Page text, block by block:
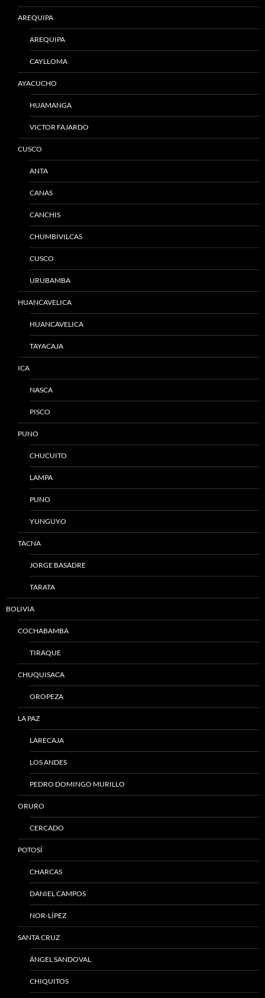
AREQUIPA
AREQUIPA
CAYLLOMA
AYACUCHO
HUAMANGA
VICTOR FAJARDO
CUSCO
ANTA
CANAS
CANCHIS
CHUMBIVILCAS
CUSCO
URUBAMBA
HUANCAVELICA
HUANCAVELICA
TAYACAJA
ICA
NASCA
PISCO
PUNO
CHUCUITO
LAMPA
PUNO
YUNGUYO
TACNA
JORGE BASADRE
TARATA
BOLIVIA
COCHABAMBA
TIRAQUE
CHUQUISACA
OROPEZA
LA PAZ
LARECAJA
LOS ANDES
PEDRO DOMINGO MURILLO
ORURO
CERCADO
POTOSÍ
CHARCAS
DANIEL CAMPOS
NOR-LÍPEZ
SANTA CRUZ
ÁNGEL SANDOVAL
CHIQUITOS